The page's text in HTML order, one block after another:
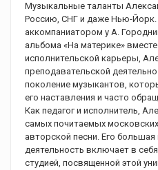
Музыкальные таланты
Россию, СНГ и даже Нью-Йорк.
аккомпаниатором у А.
альбома «На материке»
исполнительской карьеры,
преподавательской
поколение музыкантов,
его наставления и часто
Как педагог и исполнитель,
самых почитаемых
авторской песни. Его большая
деятельность включает в
студией, посвященной этой